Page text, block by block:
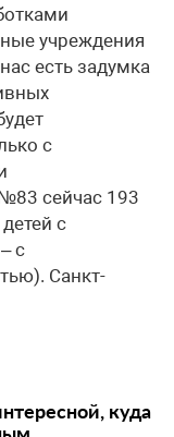
учреждения
есть задумка
с
сейчас 193
с
с
Санкт-
куда